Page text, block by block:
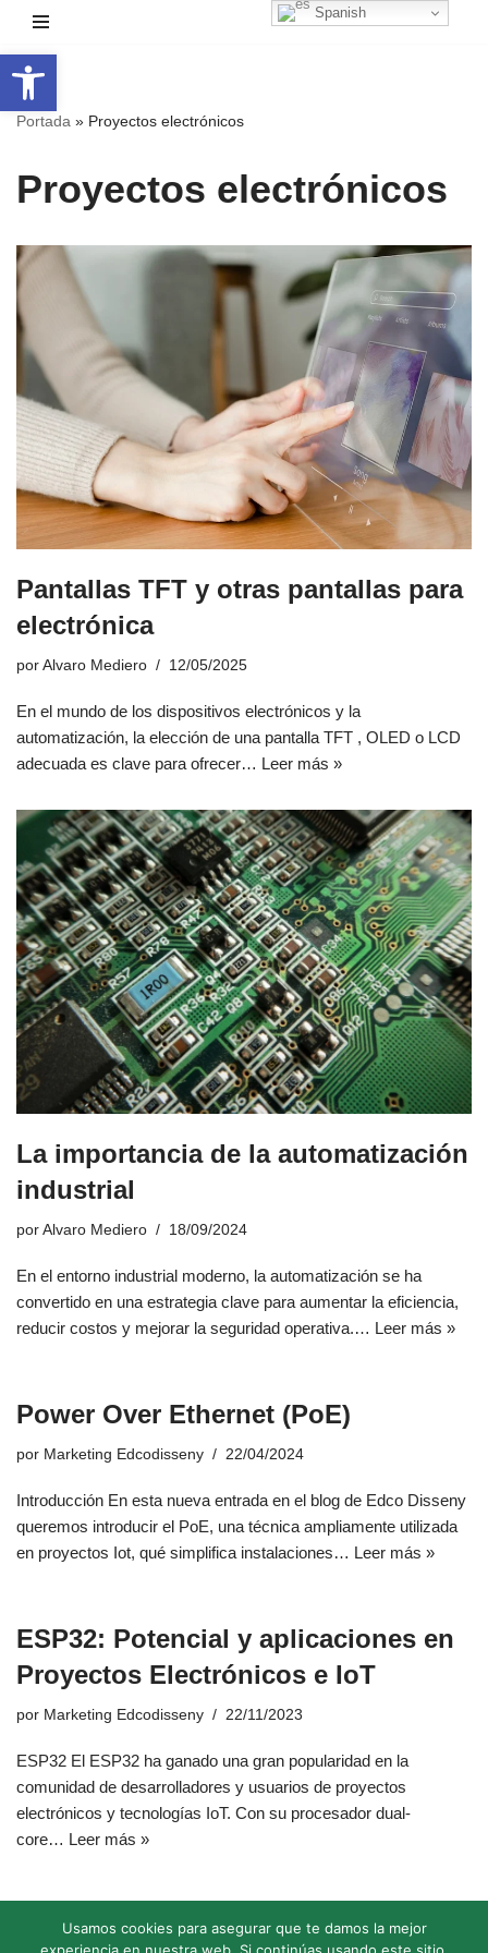
Abrir barra de herramientas
Saltar
al
contenido
Portada » Proyectos electrónicos
Proyectos electrónicos
Pantallas TFT y otras pantallas para
electrónica
por Alvaro Mediero 12/05/2025
En el mundo de los dispositivos electrónicos y la
automatización, la elección de una pantalla TFT , OLED o LCD
adecuada es clave para ofrecer… Leer más »
La importancia de la automatización
industrial
por Alvaro Mediero 18/09/2024
En el entorno industrial moderno, la automatización se ha
convertido en una estrategia clave para aumentar la eficiencia,
reducir costos y mejorar la seguridad operativa.… Leer más »
Power Over Ethernet (PoE)
por Marketing Edcodisseny 22/04/2024
Introducción En esta nueva entrada en el blog de Edco Disseny
queremos introducir el PoE, una técnica ampliamente utilizada
en proyectos Iot, qué simplifica instalaciones… Leer más »
ESP32: Potencial y aplicaciones en
Proyectos Electrónicos e IoT
por Marketing Edcodisseny 22/11/2023
ESP32 El ESP32 ha ganado una gran popularidad en la
comunidad de desarrolladores y usuarios de proyectos
electrónicos y tecnologías IoT. Con su procesador dual-
core… Leer más »
Spanish
Usamos cookies para asegurar que te damos la mejor